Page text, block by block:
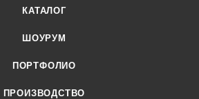
КАТАЛОГ
ШОУРУМ
ПОРТФОЛИО
ПРОИЗВОДСТВО